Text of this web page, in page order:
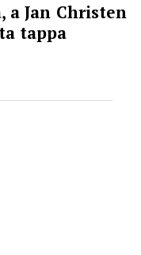
a Jan Christen
tappa